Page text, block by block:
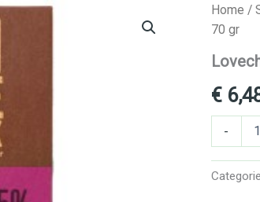
Home /
70 gr
€
-
Blueberry
hempseed
70
gr
aantal